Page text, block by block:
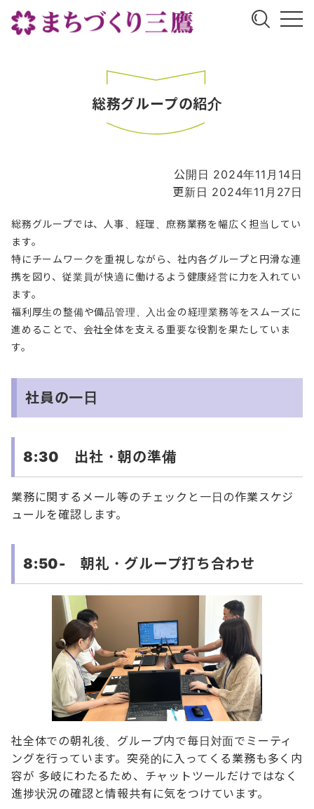
総務グループの紹介
公開日 2024年11月14日
更新日 2024年11月27日
総務グループでは、人事、経理、庶務業務を幅広く担当してい
ます。
特にチームワークを重視しながら、社内各グループと円滑な連
携を図り、従業員が快適に働けるよう健康経営に力を入れてい
ます。
福利厚生の整備や備品管理、入出金の経理業務等をスムーズに
進めることで、会社全体を支える重要な役割を果たしていま
す。
社員の一日
8:30 出社・朝の準備
業務に関するメール等のチェックと一日の作業スケジ
ュールを確認します。
8:50- 朝礼・グループ打ち合わせ
社全体での朝礼後、グループ内で毎日対面でミーティ
ングを行っています。突発的に入ってくる業務も多く内
容が 多岐にわたるため、チャットツールだけではなく
進捗状況の確認と情報共有に気をつけています。